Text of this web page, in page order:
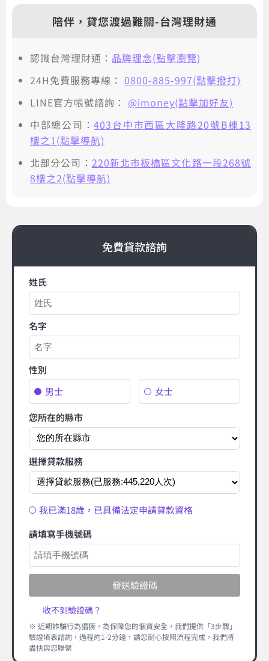
陪伴，貸您渡過難關-台灣理財通
認識台灣理財通： 品牌理念(點擊瀏覽)
24H免費服務專線： 0800-885-997(點擊撥打)
LINE官方帳號諮詢： @imoney(點擊加好友)
中部總公司：403台中市西區大隆路20號B棟13
樓之1(點擊導航)
北部分公司： 220新北市板橋區文化路一段268號
8樓之2(點擊導航)
免費貸款諮詢
姓氏
名字
性別
男士
女士
您所在的縣市
選擇貸款服務
我已滿18歲，已具備法定申請貸款資格
請填寫手機號碼
發送驗證碼
收不到驗證碼？
※ 近期詐騙行為猖獗，為保障您的個資安全，我們提供「3步驟」
驗證填表諮詢，過程約1-2分鐘，請您耐心按照流程完成，我們將
盡快與您聯繫